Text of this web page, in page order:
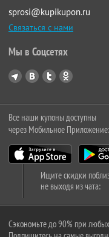
sprosi@kupikupon.ru
Связаться с нами
Мы в Соцсетях
Все наши купоны доступны
через Мобильное Приложение:
Ищите скидки
не выходя из чата:
Сэкономьте до 90% при